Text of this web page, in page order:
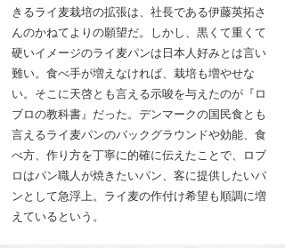
きるライ麦栽培の拡張は、社長である伊藤英拓さ
んのかねてよりの願望だ。しかし、黒くて重くて
硬いイメージのライ麦パンは日本人好みとは言い
難い。食べ手が増えなければ、栽培も増やせな
い。そこに天啓とも言える示唆を与えたのが『ロ
ブロの教科書』だった。デンマークの国民食とも
言えるライ麦パンのバックグラウンドや効能、食
べ方、作り方を丁寧に的確に伝えたことで、ロブ
ロはパン職人が焼きたいパン、客に提供したいパ
ンとして急浮上。ライ麦の作付け希望も順調に増
えているという。